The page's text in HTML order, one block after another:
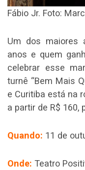
Fábio Jr. Foto:
Um dos maiores
anos e quem
celebrar esse
turnê “Bem Mais
e Curitiba está na
a partir de R$ 160,
Quando: 11 de
Onde: Teatro